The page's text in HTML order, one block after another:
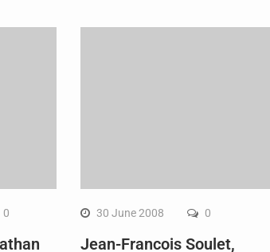
0 30 June 2008 0
Jean-Francois Soulet,